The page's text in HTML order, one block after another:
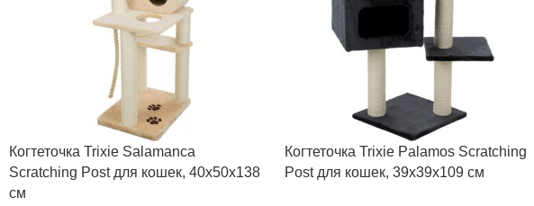
Когтеточка Trixie Salamanca
Scratching Post для кошек, 40х50х138
см
Когтеточка Trixie Palamos Scratching
Post для кошек, 39х39х109 см